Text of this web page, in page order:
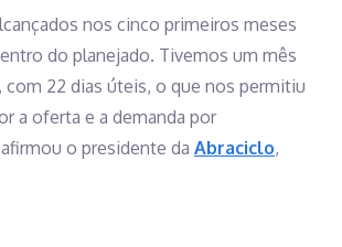
nos cinco primeiros meses
do planejado. Tivemos um mês
com 22 dias úteis, o que nos permitiu
a oferta e a demanda por
o presidente da Abraciclo,